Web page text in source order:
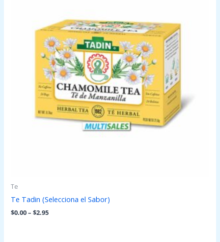
Te
Te Tadin (Selecciona el Sabor)
$0.00– $2.95